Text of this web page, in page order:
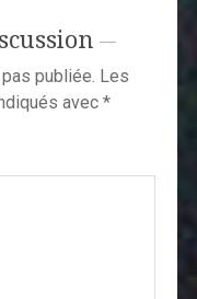
publiée. Les
avec *